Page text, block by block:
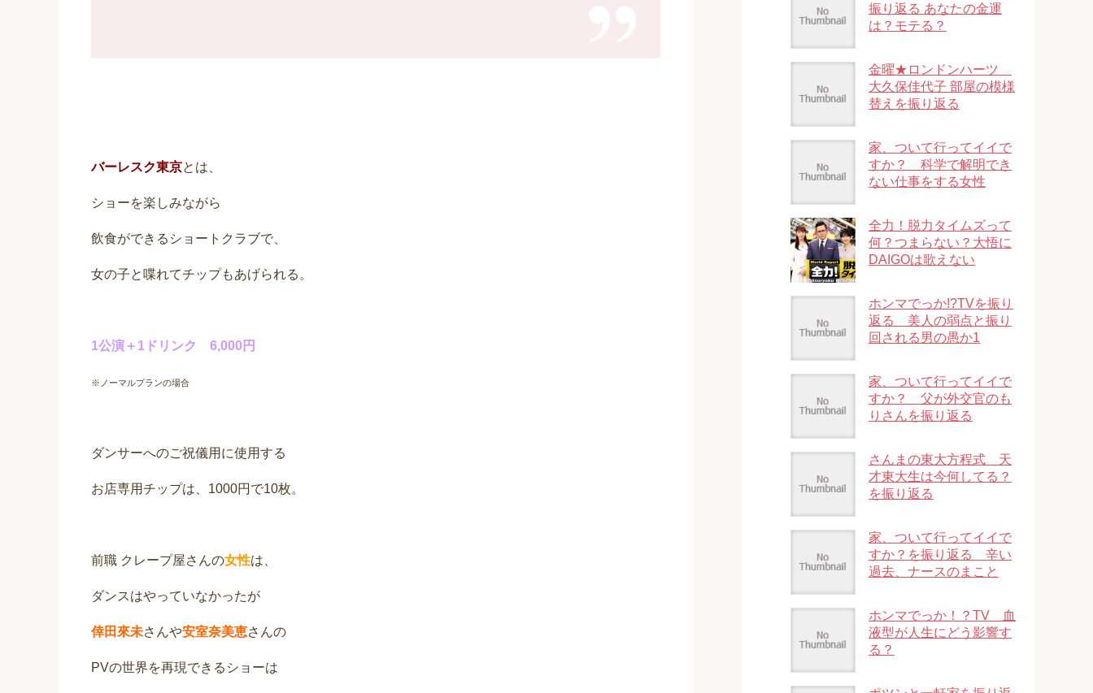
バーレスク東京とは、
ショーを楽しみながら
飲食ができるショートクラブで、
女の子と喋れてチップもあげられる。
1公演＋1ドリンク 6,000円
※ノーマルプランの場合
ダンサーへのご祝儀用に使用する
お店専用チップは、1000円で10枚。
前職 クレープ屋さんの女性は、
ダンスはやっていなかったが
倖田來未さんや安室奈美恵さんの
PVの世界を再現できるショーは
振り返る あなたの金運
は？モテる？
金曜★ロンドンハーツ
大久保佳代子 部屋の模様
替えを振り返る
家、ついて行ってイイで
すか？ 科学で解明でき
ない仕事をする女性
全力！脱力タイムズって
何？つまらない？大悟に
DAIGOは歌えない
ホンマでっか!?TVを振り
返る 美人の弱点と振り
回される男の愚か1
家、ついて行ってイイで
すか？ 父が外交官のも
りさんを振り返る
さんまの東大方程式 天
才東大生は今何してる？
を振り返る
家、ついて行ってイイで
すか？を振り返る 辛い
過去、ナースのまこと
ホンマでっか！？TV 血
液型が人生にどう影響す
る？